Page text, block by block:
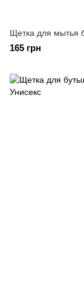
Щетка для мытья
165 грн